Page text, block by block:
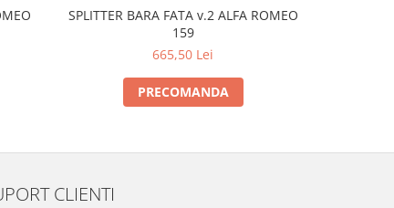
SPLITTER BARA FATA v.2 ALFA ROMEO
159
665,50 Lei
PRECOMANDA
CLIENTI